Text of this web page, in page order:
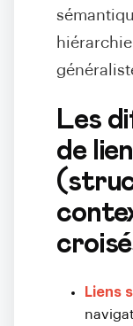
Les
de
Liens